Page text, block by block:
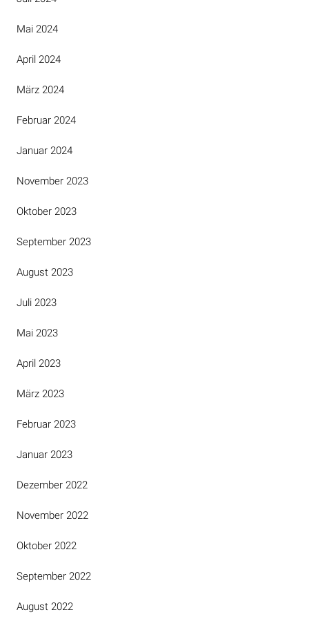
Mai 2024
April 2024
März 2024
Februar 2024
Januar 2024
November 2023
Oktober 2023
September 2023
August 2023
Juli 2023
Mai 2023
April 2023
März 2023
Februar 2023
Januar 2023
Dezember 2022
November 2022
Oktober 2022
September 2022
August 2022